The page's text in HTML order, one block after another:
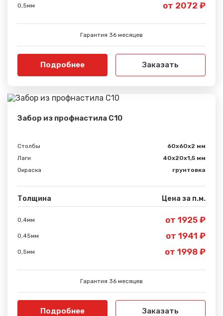
0,5мм от 2072 ₽
Гарантия 36 месяцев
Подробнее Заказать
Забор из профнастила С10
Столбы
60х60х2 мм
Лаги
40х20х1,5 мм
Окраска
грунтовка
Толщина Цена за п.м.
0,4мм от 1925 ₽
0,45мм от 1941 ₽
0,5мм от 1998 ₽
Гарантия 36 месяцев
Подробнее Заказать